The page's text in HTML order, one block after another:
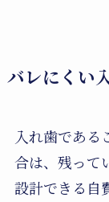
バレにくい
入れ歯である
合は、残って
設計できる自